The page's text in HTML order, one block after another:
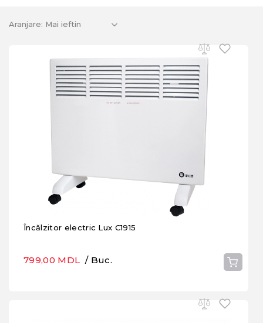
Aranjare:
Încălzitor electric Lux C1915
799,00 MDL / Buc.